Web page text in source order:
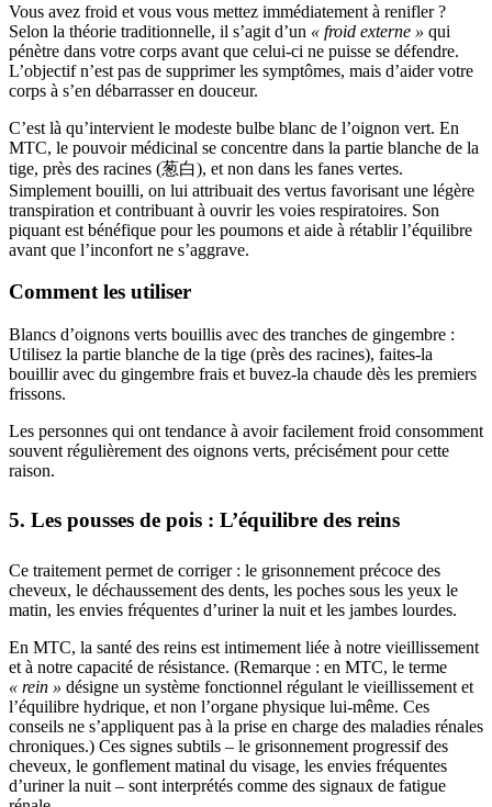
Vous avez froid et vous vous mettez immédiatement à renifler ?
Selon la théorie traditionnelle, il s’agit d’un « froid externe » qui
pénètre dans votre corps avant que celui-ci ne puisse se défendre.
L’objectif n’est pas de supprimer les symptômes, mais d’aider votre
corps à s’en débarrasser en douceur.
C’est là qu’intervient le modeste bulbe blanc de l’oignon vert. En
MTC, le pouvoir médicinal se concentre dans la partie blanche de la
tige, près des racines (葱白), et non dans les fanes vertes.
Simplement bouilli, on lui attribuait des vertus favorisant une légère
transpiration et contribuant à ouvrir les voies respiratoires. Son
piquant est bénéfique pour les poumons et aide à rétablir l’équilibre
avant que l’inconfort ne s’aggrave.
Comment les utiliser
Blancs d’oignons verts bouillis avec des tranches de gingembre :
Utilisez la partie blanche de la tige (près des racines), faites-la
bouillir avec du gingembre frais et buvez-la chaude dès les premiers
frissons.
Les personnes qui ont tendance à avoir facilement froid consomment
souvent régulièrement des oignons verts, précisément pour cette
raison.
5. Les pousses de pois : L’équilibre des reins
Ce traitement permet de corriger : le grisonnement précoce des
cheveux, le déchaussement des dents, les poches sous les yeux le
matin, les envies fréquentes d’uriner la nuit et les jambes lourdes.
En MTC, la santé des reins est intimement liée à notre vieillissement
et à notre capacité de résistance. (Remarque : en MTC, le terme
« rein » désigne un système fonctionnel régulant le vieillissement et
l’équilibre hydrique, et non l’organe physique lui-même. Ces
conseils ne s’appliquent pas à la prise en charge des maladies rénales
chroniques.) Ces signes subtils – le grisonnement progressif des
cheveux, le gonflement matinal du visage, les envies fréquentes
d’uriner la nuit – sont interprétés comme des signaux de fatigue